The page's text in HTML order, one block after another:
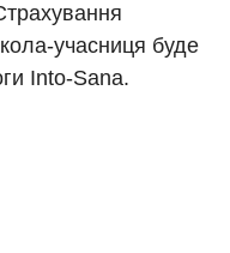
учасниця буде
Into-Sana.